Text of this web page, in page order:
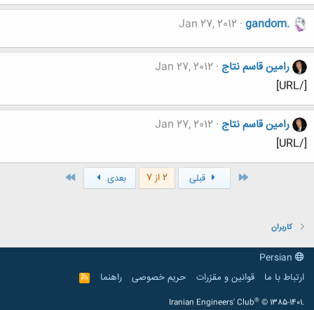
gandom.
Jan 27, 2012
رامین قاسم نتاج Jan 27, 2012
[/URL]
رامین قاسم نتاج Jan 27, 2012
[/URL]
قبلی 2 از 7 بعدی
کاربران
ارتباط با ما
قوانین و مقرّرات حریم خصوصی راهنما
R
S
Iranian Engineers' Club® © 1385-1401.